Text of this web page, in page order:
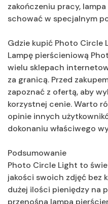
zakończeniu pracy, lampa
schować w specjalnym
Gdzie kupić Photo Circle
Lampę pierścieniową
wielu sklepach
za granicą. Przed
zapoznać z ofertą, aby
korzystnej cenie. Warto
opinie innych
dokonaniu właściwego
Podsumowanie
Photo Circle Light to
jakości swoich zdjęć bez
dużej ilości pieniędzy na
przenośna lampa